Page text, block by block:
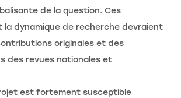
de la question. Ces
la dynamique de recherche devraient
originales et des
des revues nationales et
est fortement susceptible